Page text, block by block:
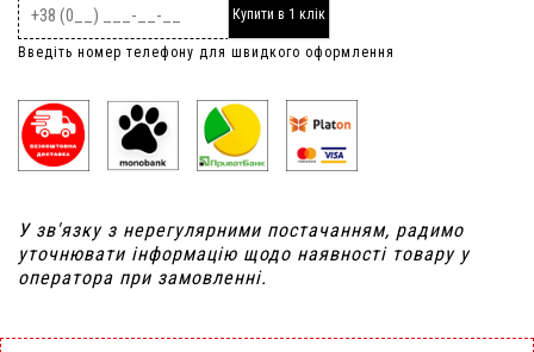
Купити в 1 клік
Введіть номер телефону для швидкого оформлення
У зв'язку з нерегулярними постачанням, радимо
уточнювати інформацію щодо наявності товару у
оператора при замовленні.